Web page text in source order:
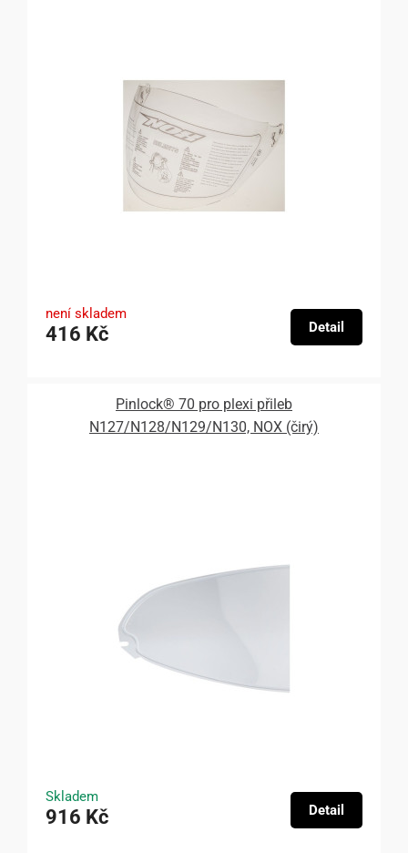
není skladem
416 Kč Detail
Pinlock® 70 pro plexi přileb
N127/N128/N129/N130, NOX (čirý)
Skladem
916 Kč Detail